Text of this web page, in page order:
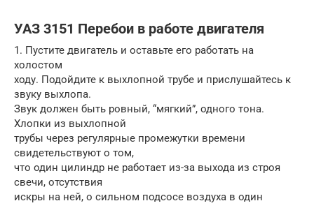
УАЗ 3151 Перебои в работе двигателя
1. Пустите двигатель и оставьте его работать на
холостом
ходу. Подойдите к выхлопной трубе и прислушайтесь к
звуку выхлопа.
Звук должен быть ровный, “мягкий”, одного тона.
Хлопки из выхлопной
трубы через регулярные промежутки времени
свидетельствуют о том,
что один цилиндр не работает из-за выхода из строя
свечи, отсутствия
искры на ней, о сильном подсосе воздуха в один